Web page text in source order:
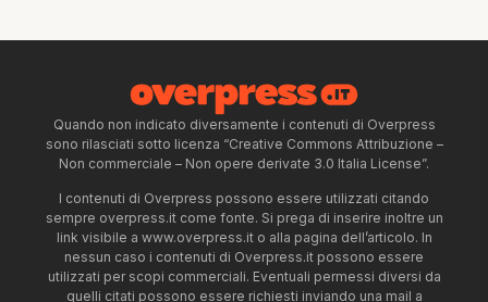
Quando non indicato diversamente i contenuti di Overpress
sono rilasciati sotto licenza “Creative Commons Attribuzione –
Non commerciale – Non opere derivate 3.0 Italia License”.
I contenuti di Overpress possono essere utilizzati citando
sempre overpress.it come fonte. Si prega di inserire inoltre un
link visibile a www.overpress.it o alla pagina dell’articolo. In
nessun caso i contenuti di Overpress.it possono essere
utilizzati per scopi commerciali. Eventuali permessi diversi da
quelli citati possono essere richiesti inviando una mail a